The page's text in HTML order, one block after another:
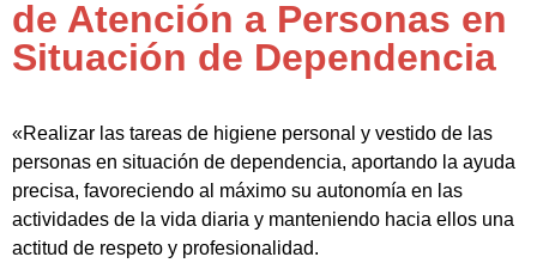
de Atención a Personas en
Situación de Dependencia
«Realizar las tareas de higiene personal y vestido de las
personas en situación de dependencia, aportando la ayuda
precisa, favoreciendo al máximo su autonomía en las
actividades de la vida diaria y manteniendo hacia ellos una
actitud de respeto y profesionalidad.